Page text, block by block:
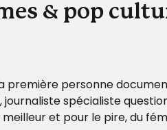
& pop
première personne
journaliste spécialiste
meilleur et pour le pire, du